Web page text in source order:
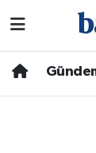
Hava